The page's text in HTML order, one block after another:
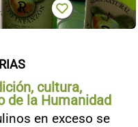
cultura,
de la Humanidad
en exceso se